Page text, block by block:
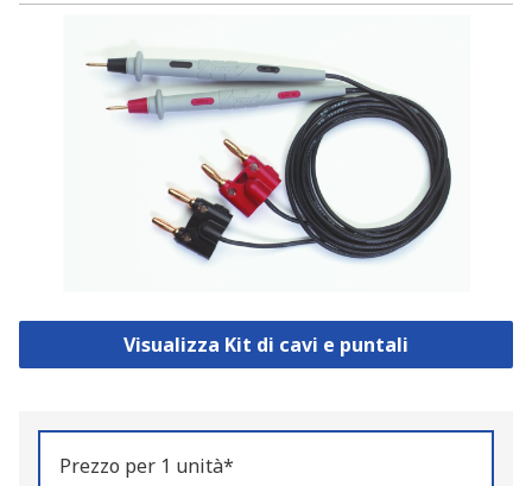
Visualizza Kit di cavi e puntali
Prezzo per 1 unità*